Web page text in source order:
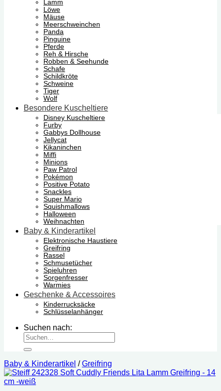
Lamm
Löwe
Mäuse
Meerschweinchen
Panda
Pinguine
Pferde
Reh & Hirsche
Robben & Seehunde
Schafe
Schildkröte
Schweine
Tiger
Wolf
Besondere Kuscheltiere
Disney Kuscheltiere
Furby
Gabbys Dollhouse
Jellycat
Kikaninchen
Miffi
Minions
Paw Patrol
Pokémon
Positive Potato
Snackles
Super Mario
Squishmallows
Halloween
Weihnachten
Baby & Kinderartikel
Elektronische Haustiere
Greifring
Rassel
Schmusetücher
Spieluhren
Sorgenfresser
Warmies
Geschenke & Accessoires
Kinderrucksäcke
Schlüsselanhänger
Suchen nach:
Baby & Kinderartikel / Greifring